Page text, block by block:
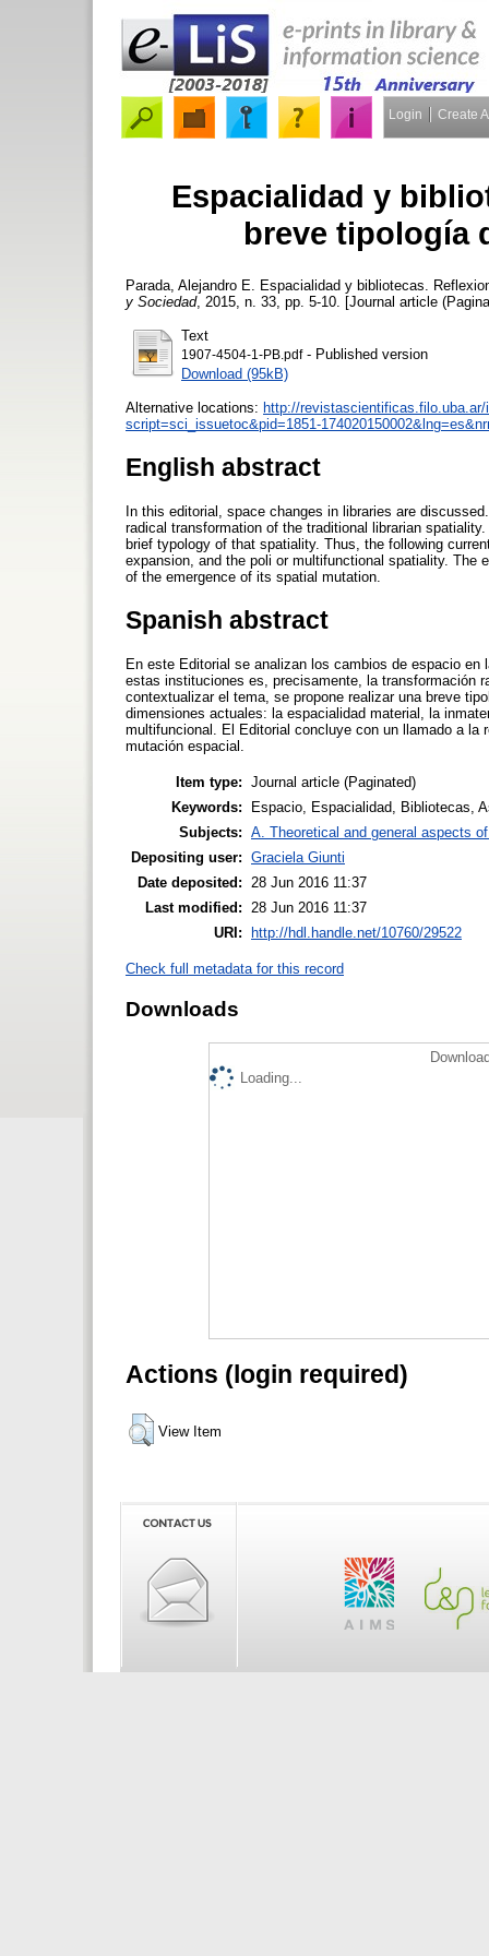
Login Create
Espacialidad y
breve tipología
Parada, Alejandro E.
Espacialidad y bibliotecas.
y Sociedad, 2015, n. 33, pp. 5-10. [Journal article
Text
1907-4504-1-PB.pdf- Published version
Download (95kB)
Alternative locations: http://
script=sci_issuetoc&pid=1851-
English abstract
In this editorial, space changes in libraries are
radical transformation of the traditional librarian
brief typology of that spatiality. Thus, the following
expansion, and the poli or multifunctional spatiality. The
of the emergence of its spatial mutation.
Spanish abstract
En este Editorial se analizan los cambios de espacio
estas instituciones es, precisamente, la transformación
contextualizar el tema, se propone realizar una breve
dimensiones actuales: la espacialidad material, la
multifuncional. El Editorial concluye con un llamado a la
mutación espacial.
Item type: Journal article (Paginated)
Keywords:
Espacio, Espacialidad, Bibliotecas,
Subjects: A. Theoretical and general aspects
Depositing user: Graciela Giunti
Date deposited:
28 Jun 2016 11:37
Last modified:
28 Jun 2016 11:37
URI:
http://hdl.handle.net/10760/29522
Check full metadata for this record
Downloads
Loading...
Actions (login required)
View Item